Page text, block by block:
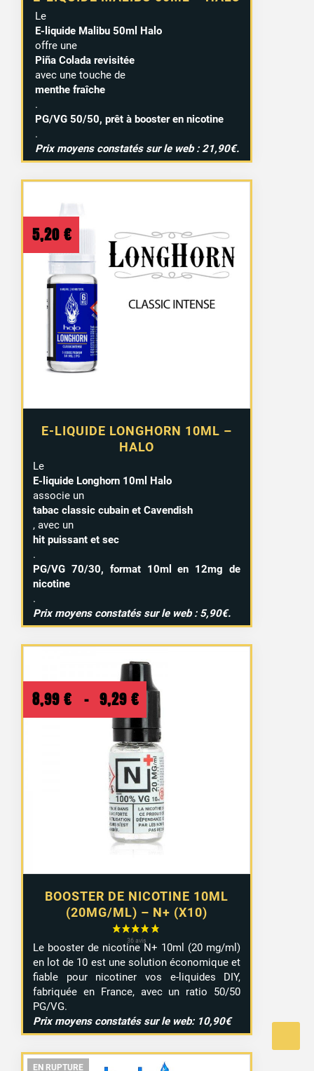
Le
E-liquide Malibu 50ml Halo
offre une
Piña Colada revisitée
avec une touche de
menthe fraîche
.
PG/VG 50/50, prêt à booster en nicotine
.
Prix moyens constatés sur le web : 21,90€.
E-LIQUIDE LONGHORN 10ML –
HALO
5,20 €
Le
E-liquide Longhorn 10ml Halo
associe un
tabac classic cubain et Cavendish
, avec un
hit puissant et sec
.
PG/VG 70/30, format 10ml en 12mg de
nicotine
.
Prix moyens constatés sur le web : 5,90€.
BOOSTER DE NICOTINE 10ML
(20MG/ML) – N+ (X10)
8,99 € – 9,29 € Plage
de
prix :
8,99 €
à
9,29 €
Le booster de nicotine N+ 10ml (20 mg/ml)
en lot de 10 est une solution économique et
fiable pour nicotiner vos e-liquides DIY,
fabriquée en France, avec un ratio 50/50
PG/VG.
Prix moyens constatés sur le web: 10,90€
EN RUPTURE
EN RUPTURE
EN RUPTURE